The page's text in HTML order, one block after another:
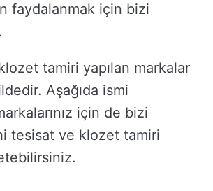
faydalanmak için bizi
tamiri yapılan markalar
Aşağıda ismi
için de bizi
tesisat ve klozet tamiri